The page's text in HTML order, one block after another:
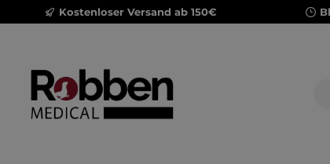
Hauptinhalt springen
Zur Suche springen
Zur Hauptnavigation springen
Kostenloser Versand ab 150€